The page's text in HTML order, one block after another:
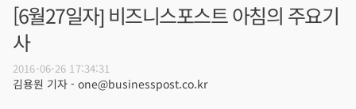
[6월27일자] 비즈니스포스트 아침의 주요기
사
2016-06-26 17:34:31
김용원 기자 - one@businesspost.co.kr